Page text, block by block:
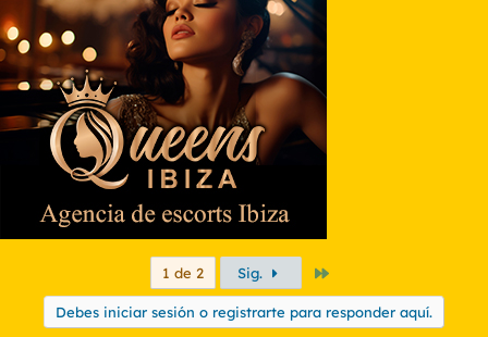
1 de 2 Sig.
Debes iniciar sesión o registrarte para responder aquí.